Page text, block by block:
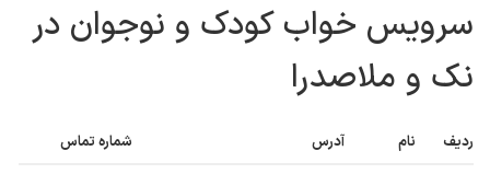
سرویس خواب کودک و نوجوان در
نک و ملاصدرا
ردیف نام آدرس شماره تماس